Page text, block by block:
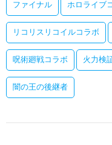
ファイナル ホロライブ
リコリスリコイルコラボ
呪術廻戦コラボ 火力検
闇の王の後継者